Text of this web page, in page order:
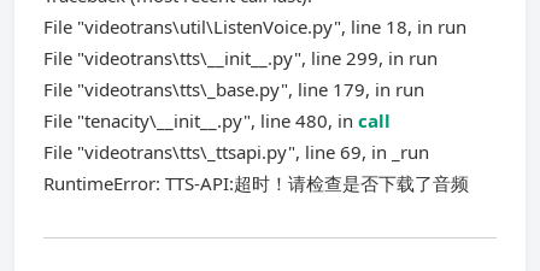
File "videotrans\util\ListenVoice.py", line 18, in run
File "videotrans\tts\__init__.py", line 299, in run
File "videotrans\tts\_base.py", line 179, in run
File "tenacity\__init__.py", line 480, in call
File "videotrans\tts\_ttsapi.py", line 69, in _run
RuntimeError: TTS-API:超时！请检查是否下载了音频